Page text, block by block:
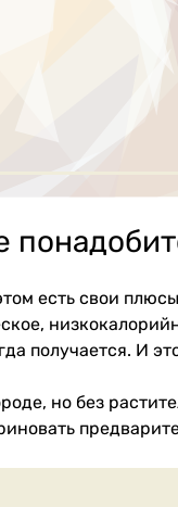
есть свои
получается. И
но без